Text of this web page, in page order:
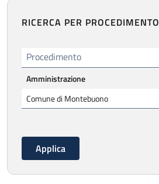
RICERCA PER PROCEDIMENTO
Procedimento
Amministrazione